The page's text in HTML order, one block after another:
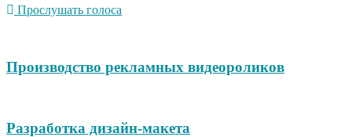
Прослушать голоса
Производство рекламных видеороликов
Разработка дизайн-макета